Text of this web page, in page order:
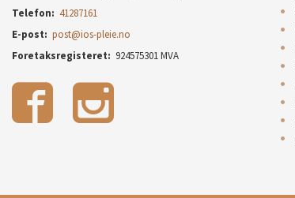
Telefon: 41287161
E-post: post@ios-pleie.no
Foretaksregisteret: 924575301 MVA